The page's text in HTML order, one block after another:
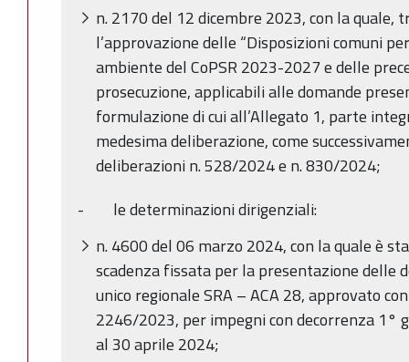
n. 2170 del 12 dicembre 2023, con la quale,
l’approvazione delle “Disposizioni comuni
ambiente del CoPSR 2023-2027 e delle
prosecuzione, applicabili alle domande
formulazione di cui all’Allegato 1, parte
medesima deliberazione, come
deliberazioni n. 528/2024 e n. 830/2024;
- le determinazioni dirigenziali:
n. 4600 del 06 marzo 2024, con la quale è
scadenza fissata per la presentazione delle
unico regionale SRA – ACA 28, approvato
2246/2023, per impegni con decorrenza 1°
al 30 aprile 2024;